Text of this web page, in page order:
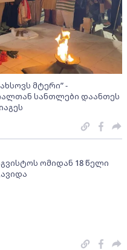
მტერი” -
სანთლები დაანთეს
ომიდან 18 წელი